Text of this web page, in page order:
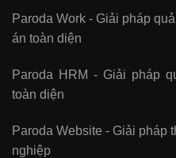
Paroda Work - Giải pháp
án toàn diện
Paroda HRM - Giải pháp
toàn diện
Paroda Website - Giải pháp
nghiệp